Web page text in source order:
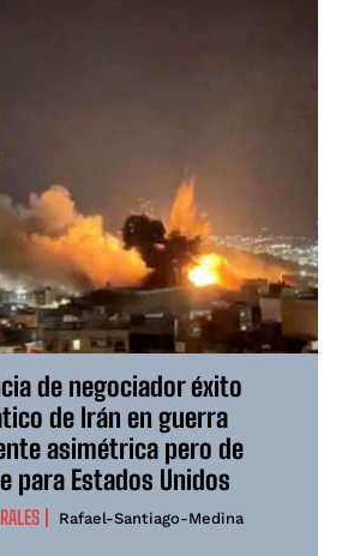
de negociador éxito
de Irán en guerra
asimétrica pero de
para Estados Unidos
Rafael-Santiago-Medina